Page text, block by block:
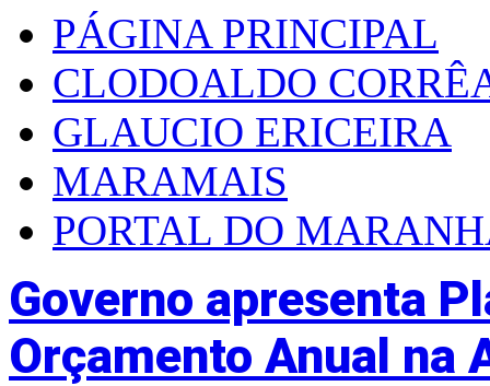
PÁGINA PRINCIPAL
CLODOALDO
GLAUCIO ERICEIRA
MARAMAIS
PORTAL DO
Governo apresenta
Orçamento Anual na